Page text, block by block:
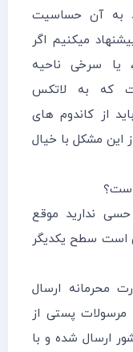
به آن حساسیت
میکنیم اگر
یا سرخی ناحیه
که به لاتکس
از کاندوم ها‌ی
این مشکل با خیال
است؟
ندارید موقع
است سطح یکدیگر
محرمانه ارسال
پستی از
ارسال شده و با